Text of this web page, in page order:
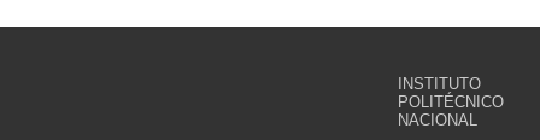
INSTITUTO
POLITÉCNICO
NACIONAL